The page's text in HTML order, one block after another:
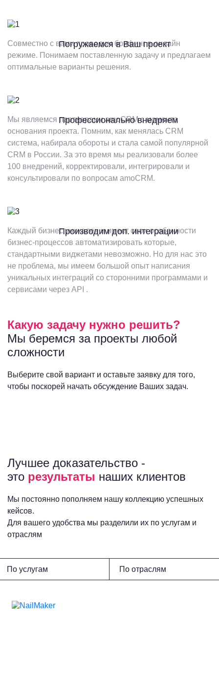
Погружаемся в Ваш проект
Совместно с вами проводим брифинг в онлайн
режиме. Понимаем поставленную задачу и предлагаем
оптимальные варианты решения.
Профессионально внедряем
Мы являемся партнерами amoCRM с момента
основания проекта. Помним, как менялась CRM
система, набирала обороты и стала самой популярной
CRM в России. За это время мы реализовали более
100 внедрений, корректировали, интегрировали и
консультировали по вопросам amoCRM.
Производим доп. интеграции
Каждый бизнес уникален и имеет свои особенности
бизнес-процессов автоматизировать которые,
стандартными виджетами невозможно. Но для нас это
не проблема, мы имеем большой опыт написания
уникальных интеграций со сторонними программами и
сервисами через API .
Какую задачу нужно решить?
Мы беремся за проекты любой
сложности
Выберите свой вариант и оставьте заявку для того,
чтобы поскорей начать обсуждение Ваших задач.
Лучшее доказательство -
это результаты наших клиентов
Мы постоянно пополняем нашу коллекцию успешных
кейсов.
Для вашего удобства мы разделили их по услугам и
отраслям
По услугам По отраслям